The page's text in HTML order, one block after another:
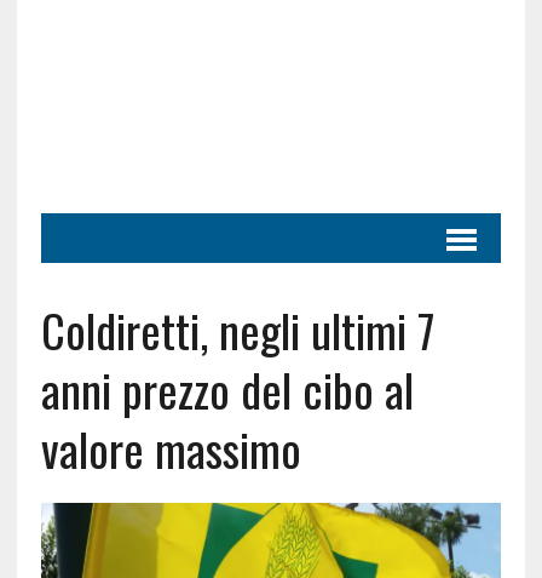
Coldiretti, negli ultimi 7
anni prezzo del cibo al
valore massimo